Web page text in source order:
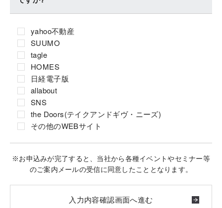
yahoo不動産
SUUMO
tagle
HOMES
日経電子版
allabout
SNS
the Doors(テイクアンドギヴ・ニーズ)
その他のWEBサイト
※お申込みが完了すると、当社から各種イベントやセミナー等
のご案内メールの受信に同意したこととなります。